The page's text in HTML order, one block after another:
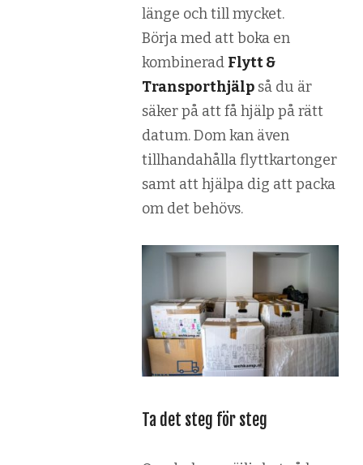
länge och till mycket.
Börja med att boka en
kombinerad Flytt &
Transporthjälp så du är
säker på att få hjälp på rätt
datum. Dom kan även
tillhandahålla flyttkartonger
samt att hjälpa dig att packa
om det behövs.
Ta det steg för steg